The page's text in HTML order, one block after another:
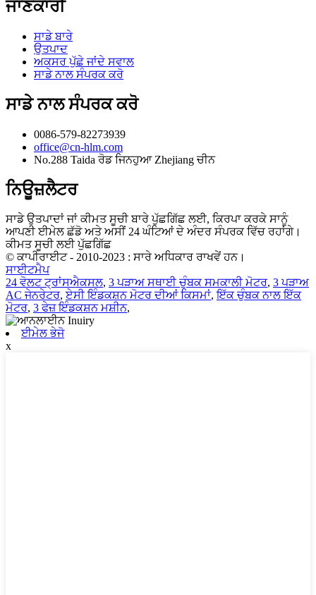
ਜਾਣਕਾਰੀ
ਸਾਡੇ ਬਾਰੇ
ਉਤਪਾਦ
ਅਕਸਰ ਪੁੱਛੇ ਜਾਂਦੇ ਸਵਾਲ
ਸਾਡੇ ਨਾਲ ਸੰਪਰਕ ਕਰੋ
ਸਾਡੇ ਨਾਲ ਸੰਪਰਕ ਕਰੋ
0086-579-82273939
office@cn-hlm.com
No.288 Taida ਰੋਡ ਜਿਨਹੁਆ Zhejiang ਚੀਨ
ਨਿਊਜ਼ਲੈਟਰ
ਸਾਡੇ ਉਤਪਾਦਾਂ ਜਾਂ ਕੀਮਤ ਸੂਚੀ ਬਾਰੇ ਪੁੱਛਗਿੱਛ ਲਈ, ਕਿਰਪਾ ਕਰਕੇ ਸਾਨੂੰ
ਆਪਣੀ ਈਮੇਲ ਛੱਡੋ ਅਤੇ ਅਸੀਂ 24 ਘੰਟਿਆਂ ਦੇ ਅੰਦਰ ਸੰਪਰਕ ਵਿੱਚ ਰਹਾਂਗੇ।
ਕੀਮਤ ਸੂਚੀ ਲਈ ਪੁੱਛਗਿੱਛ
© ਕਾਪੀਰਾਈਟ - 2010-2023 : ਸਾਰੇ ਅਧਿਕਾਰ ਰਾਖਵੇਂ ਹਨ।
ਸਾਈਟਮੈਪ
24 ਵੋਲਟ ਟ੍ਰਾਂਸਐਕਸਲ, 3 ਪੜਾਅ ਸਥਾਈ ਚੁੰਬਕ ਸਮਕਾਲੀ ਮੋਟਰ, 3 ਪੜਾਅ
AC ਜੇਨਰੇਟਰ,ਏਸੀ ਇੰਡਕਸ਼ਨ ਮੋਟਰ ਦੀਆਂ ਕਿਸਮਾਂ,ਇੱਕ ਚੁੰਬਕ ਨਾਲ ਇੱਕ
ਮੋਟਰ, 3 ਫੇਜ਼ ਇੰਡਕਸ਼ਨ ਮਸ਼ੀਨ,
ਈਮੇਲ ਭੇਜੋ
x